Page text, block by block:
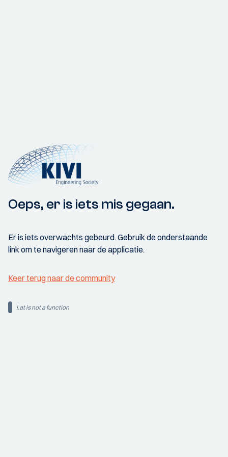
Oeps, er is iets mis gegaan.
Er is iets overwachts gebeurd. Gebruik de onderstaande
link om te navigeren naar de applicatie.
Keer terug naar de community
i.at is not a function